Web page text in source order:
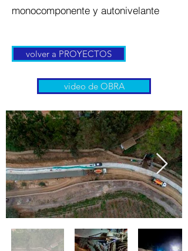
monocomponente y autonivelante
volver a PROYECTOS
video de OBRA